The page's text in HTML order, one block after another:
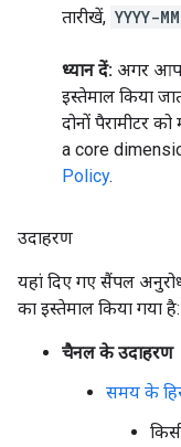
तारीखें, YYYY-MM
ध्यान दें: अगर
इस्तेमाल किया
दोनों पैरामीटर
a core
Policy.
उदाहरण
यहां दिए गए सैंपल
का इस्तेमाल किया गया है:
चैनल के उदाहरण
समय के